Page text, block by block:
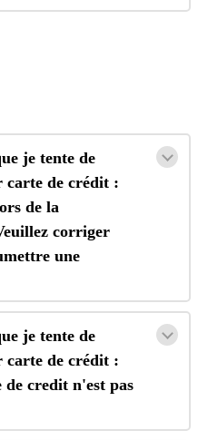
je tente de
carte de crédit :
de la
corriger
une
je tente de
carte de crédit :
de credit n'est pas